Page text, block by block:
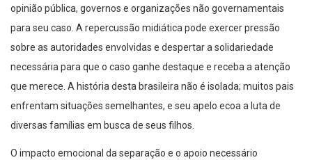
opinião pública, governos e organizações não governamentais
para seu caso. A repercussão midiática pode exercer pressão
sobre as autoridades envolvidas e despertar a solidariedade
necessária para que o caso ganhe destaque e receba a atenção
que merece. A história desta brasileira não é isolada; muitos pais
enfrentam situações semelhantes, e seu apelo ecoa a luta de
diversas famílias em busca de seus filhos.
O impacto emocional da separação e o apoio necessário